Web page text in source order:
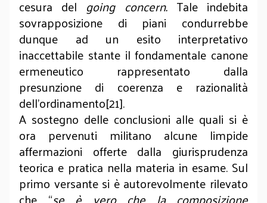
cesura del going concern.Tale indebita
sovrapposizione di piani condurrebbe
dunque ad un esito interpretativo
inaccettabile stante il fondamentale canone
ermeneutico rappresentato dalla
presunzione di coerenza e razionalità
dell’ordinamento[21].
A sostegno delle conclusioni alle quali si è
ora pervenuti militano alcune limpide
affermazioni offerte dalla giurisprudenza
teorica e pratica nella materia in esame. Sul
primo versante si è autorevolmente rilevato